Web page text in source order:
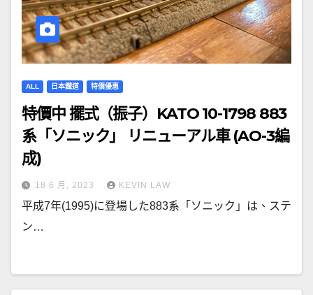
ALL 日本鐡道 特價優惠
特價中 擺式（振子）KATO 10-1798 883
系「ソニック」 リニューアル車 (AO-3編
成)
18 6 月, 2023 KEVIN LAW
平成7年(1995)に登場した883系「ソニック」は、ステ
ン…